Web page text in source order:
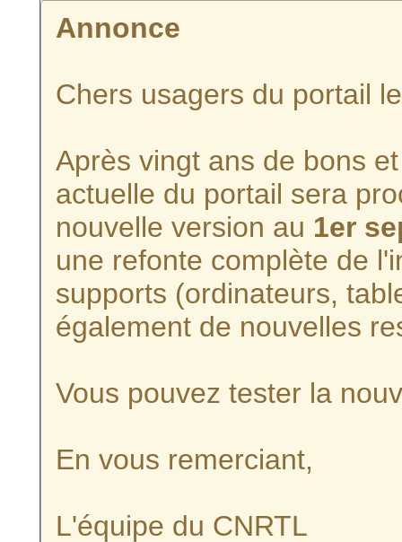
Annonce
Chers usagers du portail
Après vingt ans de bons
actuelle du portail sera
nouvelle version au 1er
une refonte complète de
supports (ordinateurs,
également de nouvelles
Vous pouvez tester la
En vous remerciant,
L'équipe du CNRTL